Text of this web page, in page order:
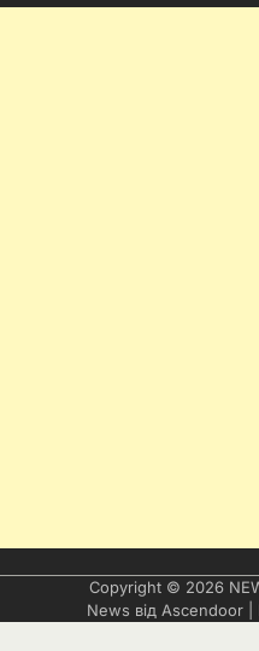
Copyright © 2026
News від Ascendoor|